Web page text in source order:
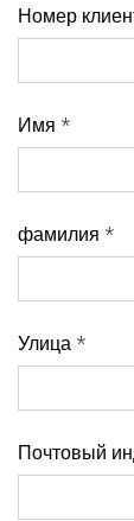
Номер
Имя *
фамилия *
Улица *
Почтовый